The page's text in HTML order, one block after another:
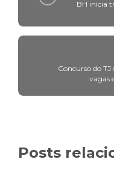
BH inicia
Concurso do
vagas
Posts